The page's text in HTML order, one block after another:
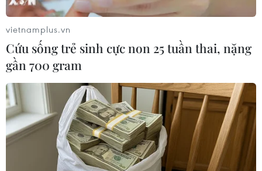
vietnamplus.vn
Cứu sống trẻ sinh cực non 25 tuần thai, nặng
gần 700 gram